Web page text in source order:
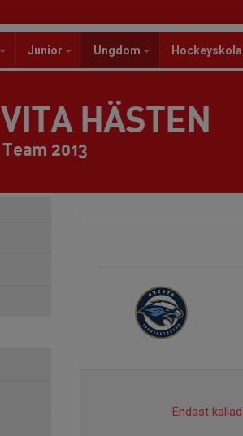
Junior Ungdom Hockeyskola
VITA HÄSTEN
Team 2013
Endast